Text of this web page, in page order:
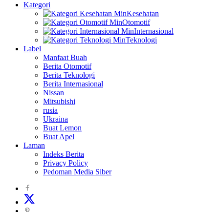
Kategori
Kesehatan
Otomotif
Internasional
Teknologi
Label
Manfaat Buah
Berita Otomotif
Berita Teknologi
Berita Internasional
Nissan
Mitsubishi
rusia
Ukraina
Buat Lemon
Buat Apel
Laman
Indeks Berita
Privacy Policy
Pedoman Media Siber